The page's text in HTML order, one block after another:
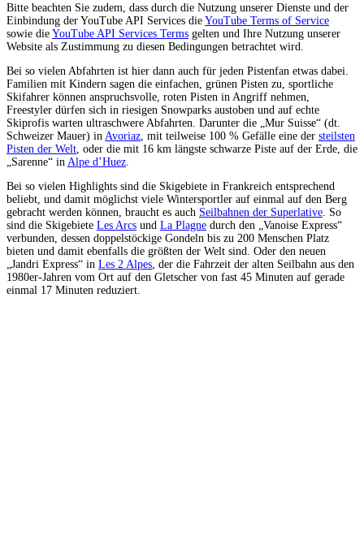
Bitte beachten Sie zudem, dass durch die Nutzung unserer Dienste und der
Einbindung der YouTube API Services die YouTube Terms of Service
sowie die YouTube API Services Terms gelten und Ihre Nutzung unserer
Website als Zustimmung zu diesen Bedingungen betrachtet wird.
Bei so vielen Abfahrten ist hier dann auch für jeden Pistenfan etwas dabei.
Familien mit Kindern sagen die einfachen, grünen Pisten zu, sportliche
Skifahrer können anspruchsvolle, roten Pisten in Angriff nehmen,
Freestyler dürfen sich in riesigen Snowparks austoben und auf echte
Skiprofis warten ultraschwere Abfahrten. Darunter die „Mur Suisse“ (dt.
Schweizer Mauer) in Avoriaz , mit teilweise 100 % Gefälle eine der steilsten
Pisten der Welt , oder die mit 16 km längste schwarze Piste auf der Erde, die
„Sarenne“ in Alpe d’Huez
Bei so vielen Highlights sind die Skigebiete in Frankreich entsprechend
beliebt, und damit möglichst viele Wintersportler auf einmal auf den Berg
gebracht werden können, braucht es auch Seilbahnen der Superlative . So
sind die Skigebiete Les Arcs und La Plagne durch den „Vanoise Express“
verbunden, dessen doppelstöckige Gondeln bis zu 200 Menschen Platz
bieten und damit ebenfalls die größten der Welt sind. Oder den neuen
„Jandri Express“ in Les 2 Alpes , der die Fahrzeit der alten Seilbahn aus den
1980er-Jahren vom Ort auf den Gletscher von fast 45 Minuten auf gerade
einmal 17 Minuten reduziert.